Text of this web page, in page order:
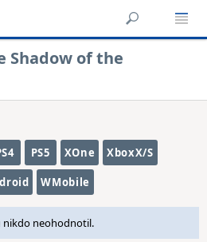
Shadow of the
PS5 XOne XboxX/S
WMobile
neohodnotil.